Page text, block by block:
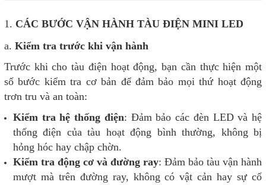
1. CÁC BƯỚC VẬN HÀNH TÀU ĐIỆN MINI LED
a. Kiểm tra trước khi vận hành
Trước khi cho tàu điện hoạt động, bạn cần thực hiện một
số bước kiểm tra cơ bản để đảm bảo mọi thứ hoạt động
trơn tru và an toàn:
Kiểm tra hệ thống điện: Đảm bảo các đèn LED và hệ
thống điện của tàu hoạt động bình thường, không bị
hỏng hóc hay chập chờn.
Kiểm tra động cơ và đường ray: Đảm bảo tàu vận hành
mượt mà trên đường ray, không có vật cản hay sự cố